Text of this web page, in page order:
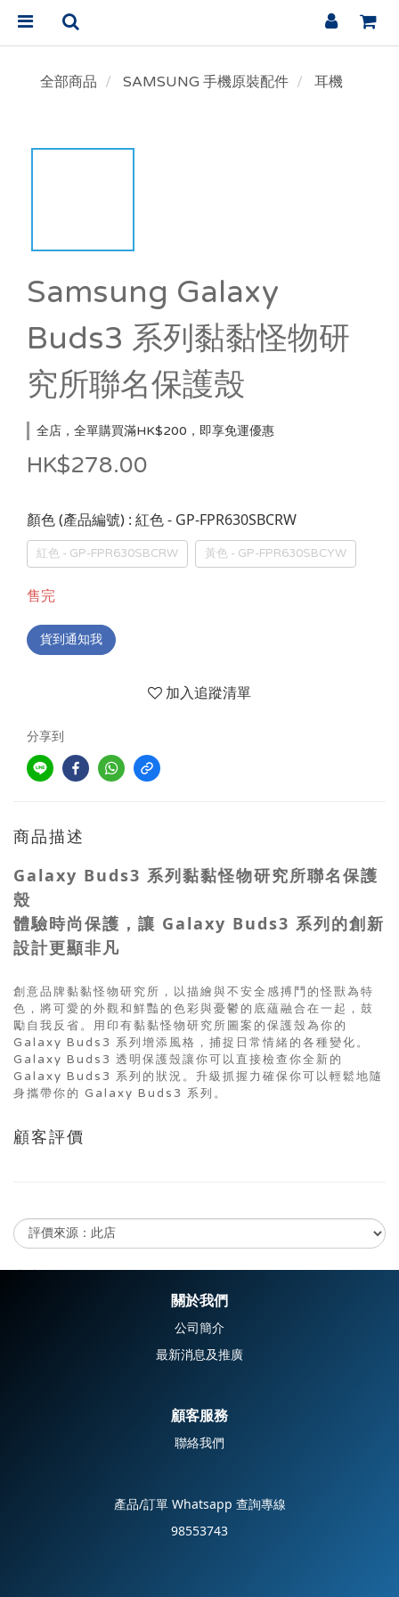
全部商品 SAMSUNG 手機原裝配件 耳機
Samsung Galaxy
Buds3 系列黏黏怪物研
究所聯名保護殼
全店，全單購買滿HK$200，即享免運優惠
HK$278.00
顏色 (產品編號) : 紅色 - GP-FPR630SBCRW
紅色 - GP-FPR630SBCRW 黃色 - GP-FPR630SBCYW
售完
貨到通知我
加入追蹤清單
分享到
商品描述
Galaxy Buds3 系列黏黏怪物研究所聯名保護
殼
體驗時尚保護，讓 Galaxy Buds3 系列的創新
設計更顯非凡
創意品牌黏黏怪物研究所，以描繪與不安全感搏鬥的怪獸為特
色，將可愛的外觀和鮮豔的色彩與憂鬱的底蘊融合在一起，鼓
勵自我反省。用印有黏黏怪物研究所圖案的保護殼為你的
Galaxy Buds3 系列增添風格，捕捉日常情緒的各種變化。
Galaxy Buds3 透明保護殼讓你可以直接檢查你全新的
Galaxy Buds3 系列的狀況。升級抓握力確保你可以輕鬆地隨
身攜帶你的 Galaxy Buds3 系列。
顧客評價
關於我們
公司簡介
最新消息及推廣
顧客服務
聯絡我們
產品/訂單 Whatsapp 查詢專線
98553743